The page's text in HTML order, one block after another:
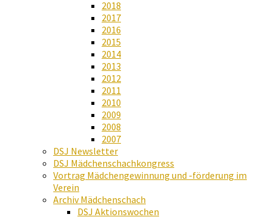
2018
2017
2016
2015
2014
2013
2012
2011
2010
2009
2008
2007
DSJ Newsletter
DSJ Mädchenschachkongress
Vortrag Mädchengewinnung und -förderung im
Verein
Archiv Mädchenschach
DSJ Aktionswochen